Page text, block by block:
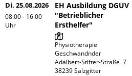
Di. 25.08.2026
08:00 - 16:00
Uhr
EH Ausbildung DGUV
"Betrieblicher
Ersthelfer"
Physiotherapie
Geschwandnder
Adalbert-Stifter-Straße  7